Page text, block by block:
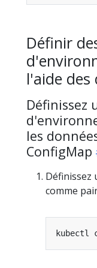
Définir
l'aide des
Définissez
les
ConfigMap
Définissez
comme
kubectl